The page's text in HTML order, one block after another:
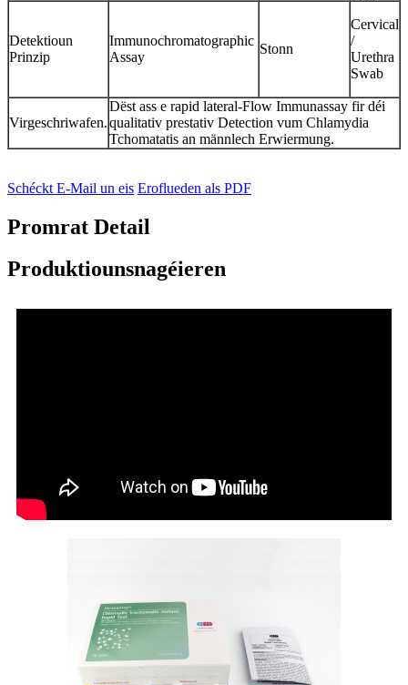
Detektioun
Prinzip
Immunochromatographic
Assay
Stonn
Cervical
/
Urethra
Swab
Virgeschriwafen.
Dëst ass e rapid lateral-Flow Immunassay fir déi
qualitativ prestativ Detection vum Chlamydia
Tchomatatis an männlech Erwiermung.
Schéckt E-Mail un eis Eroflueden als PDF
Promrat Detail
Produktiounsnagéieren